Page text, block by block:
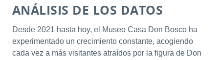
ANÁLISIS DE LOS DATOS
Desde 2021 hasta hoy, el Museo Casa Don Bosco ha
experimentado un crecimiento constante, acogiendo
cada vez a más visitantes atraídos por la figura de Don